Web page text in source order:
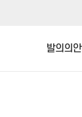
발의의안